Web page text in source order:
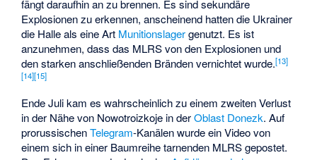
fängt daraufhin an zu brennen. Es sind sekundäre
Explosionen zu erkennen, anscheinend hatten die Ukrainer
die Halle als eine Art Munitionslagergenutzt. Es ist
anzunehmen, dass das MLRS von den Explosionen und
den starken anschließenden Bränden vernichtet wurde.[13]
[14][15]
Ende Juli kam es wahrscheinlich zu einem zweiten Verlust
in der Nähe von Nowotroizkoje in derOblast Donezk. Auf
prorussischenTelegram-Kanälen wurde ein Video von
einem sich in einer Baumreihe tarnenden MLRS gepostet.